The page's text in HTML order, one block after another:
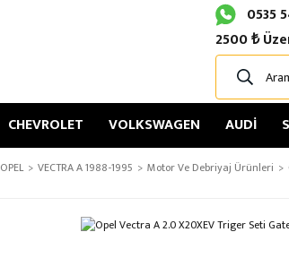
0535
2500 ₺
CHEVROLET VOLKSWAGEN AUDİ
OPEL VECTRA A 1988-1995 Motor Ve Debriyaj Ürünleri